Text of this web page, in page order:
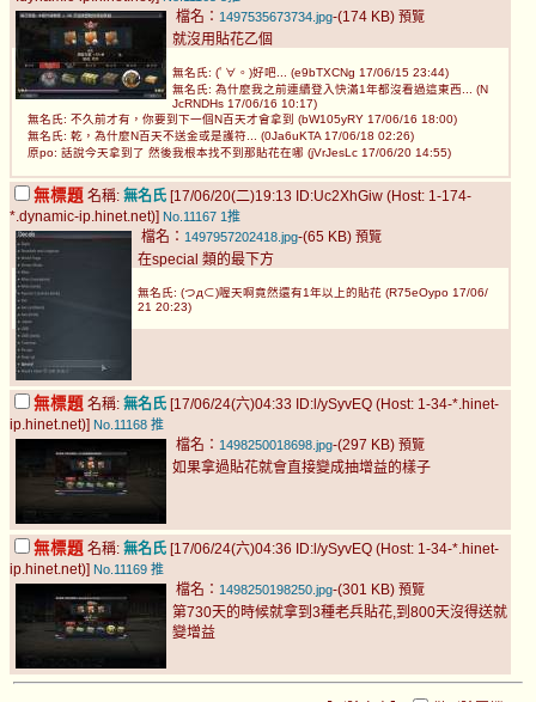
檔名： 1497535673734.jpg-(174 KB) 預覽
就沒用貼花乙個
無名氏: (ﾟ∀。)好吧... (e9bTXCNg 17/06/15 23:44)
無名氏: 為什麼我之前連續登入快滿1年都沒看過這東西... (N
JcRNDHs 17/06/16 10:17)
無名氏: 不久前才有，你要到下一個N百天才會拿到 (bW105yRY 17/06/16 18:00)
無名氏: 乾，為什麼N百天不送金或是護符... (0Ja6uKTA 17/06/18 02:26)
原po: 話說今天拿到了 然後我根本找不到那貼花在哪 (jVrJesLc 17/06/20 14:55)
無標題 名稱: 無名氏 [17/06/20(二)19:13 ID:Uc2XhGiw (Host: 1-174-
*.dynamic-ip.hinet.net)] No.11167 1推
檔名： 1497957202418.jpg-(65 KB) 預覽
在special 類的最下方
無名氏: (つд⊂)喔天啊竟然還有1年以上的貼花 (R75eOypo 17/06/
21 20:23)
無標題 名稱: 無名氏 [17/06/24(六)04:33 ID:l/ySyvEQ (Host: 1-34-*.hinet-
ip.hinet.net)] No.11168 推
檔名： 1498250018698.jpg-(297 KB) 預覽
如果拿過貼花就會直接變成抽增益的樣子
無標題 名稱: 無名氏 [17/06/24(六)04:36 ID:l/ySyvEQ (Host: 1-34-*.hinet-
ip.hinet.net)] No.11169 推
檔名： 1498250198250.jpg-(301 KB) 預覽
第730天的時候就拿到3種老兵貼花,到800天沒得送就
變增益